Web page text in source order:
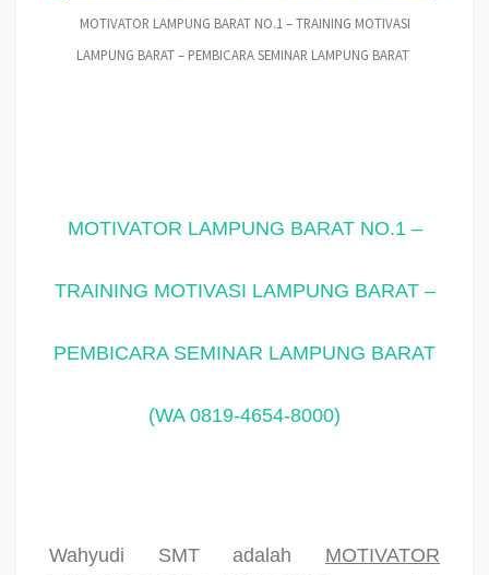
MOTIVATOR LAMPUNG BARAT NO.1 – TRAINING MOTIVASI
LAMPUNG BARAT – PEMBICARA SEMINAR LAMPUNG BARAT
MOTIVATOR LAMPUNG BARAT NO.1 –
TRAINING MOTIVASI LAMPUNG BARAT –
PEMBICARA SEMINAR LAMPUNG BARAT
(WA 0819-4654-8000)
Wahyudi SMT adalah MOTIVATOR